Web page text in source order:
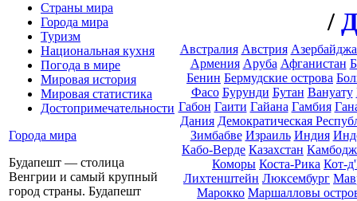
Страны мира
Города мира
Туризм
Национальная кухня
Погода в мире
Мировая история
Мировая статистика
Достопримечательности
Города мира
Будапешт — столица
Венгрии и самый крупный
город страны. Будапешт
/
Австралия Австрия
Армения Аруба Афганистан
Бенин Бермудские острова
Фасо Бурунди Бутан Вануату
Габон Гаити Гайана Гамбия
Дания Демократическая
Зимбабве Израиль Индия
Кабо-Верде Казахстан
Коморы Коста-Рика Кот-
Лихтенштейн Люксембург
Марокко Маршалловы